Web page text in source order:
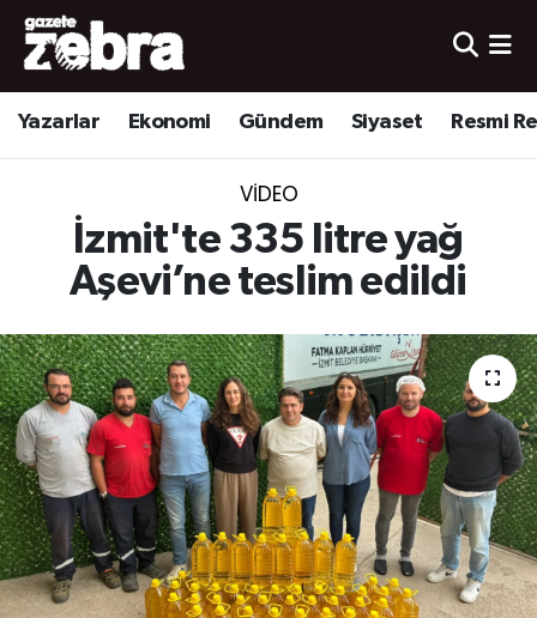
Yazarlar Ekonomi Gündem Siyaset Resmi
VIDEO
İzmit'te 335 litre yağ
Aşevi’ne teslim edildi
Yazarlar
Ekonomi
Kültür-Sanat
Yerel
Spor
Nöbetçi Eczaneler
Hava Durumu
Trafik Durumu
Süper Lig Puan Durumu ve Fikstür
Tüm Manşetler
Son Dakika Haberleri
Haber Arşivi